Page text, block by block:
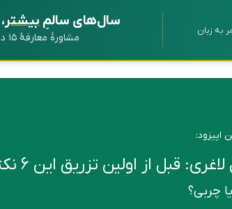
به زبان
سال‌های سالمِبیشتر
مشاورهٔ معارفهٔ ۱۵ دقیقه‌ای رایگان، آنلاین
اپیزود:
قبل از اولین تزریق این ۶ نکته را بدانید
چربی؟